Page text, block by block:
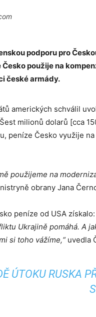
podporu pro
Česko použije na
české armády.
amerických schválil
milionů dolarů [cca
peníze Česko využije
použijeme na
obrany Jana
peníze od USA získalo:
Ukrajině pomáhá. A
si toho vážíme,“ uvedla
ÚTOKU RUSKA